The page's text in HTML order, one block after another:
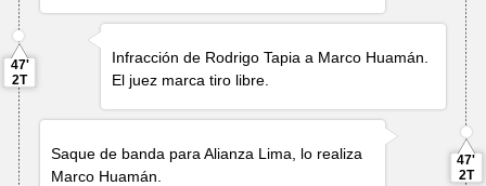
47'
2T
Infracción de Rodrigo Tapia a Marco Huamán
El juez marca tiro libre.
Saque de banda para Alianza Lima, lo realiza
Marco Huamán
47'
2T